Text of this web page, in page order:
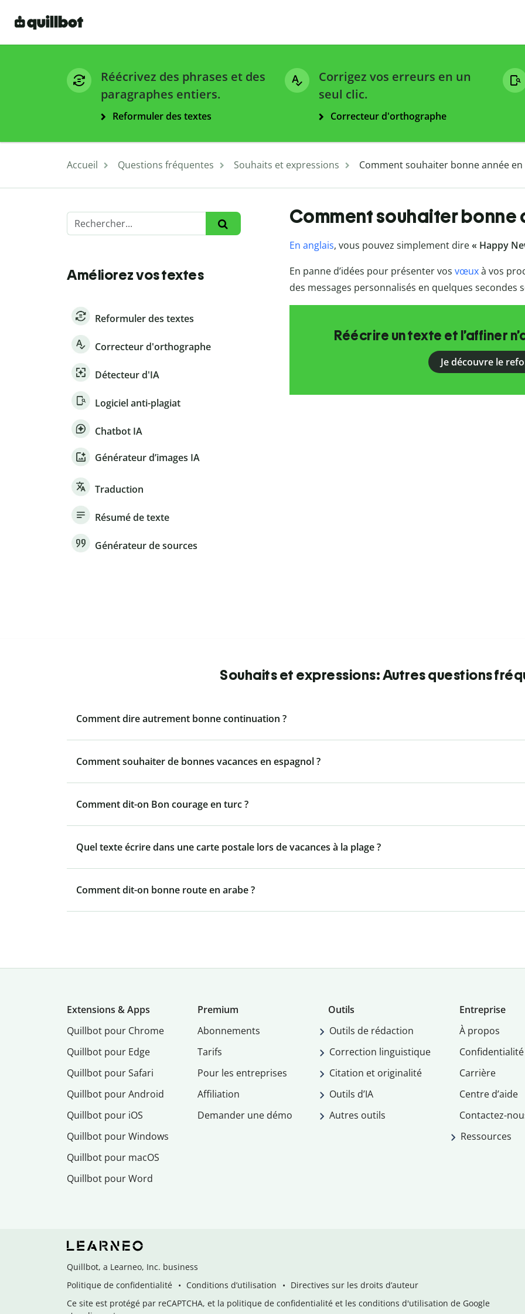
Réécrivez des phrases et des
paragraphes entiers.
Reformuler des textes
Corrigez vos erreurs en un
seul clic.
Correcteur d'orthographe
Accueil Questions fréquentes Souhaits et expressions Comment souhaiter bonne année en
Améliorez vos textes
Reformuler des textes
Correcteur d'orthographe
Détecteur d'IA
Logiciel anti-plagiat
Chatbot IA
Générateur d’images IA
Traduction
Résumé de texte
Générateur de sources
Comment souhaiter bonne
En anglais, vous pouvez simplement dire« Happy
En panne d’idées pour présenter vos vœuxà vos
des messages personnalisés en quelques secondes
Réécrire un texte et l’affiner
Je découvre le
Souhaits et expressions: Autres questions
Comment dire autrement bonne continuation ?
Comment souhaiter de bonnes vacances en espagnol ?
Comment dit-on Bon courage en turc ?
Quel texte écrire dans une carte postale lors de vacances à la plage ?
Comment dit-on bonne route en arabe ?
Extensions & Apps
Quillbot pour Chrome
Quillbot pour Edge
Quillbot pour Safari
Quillbot pour Android
Quillbot pour iOS
Quillbot pour Windows
Quillbot pour macOS
Quillbot pour Word
Premium
Abonnements
Tarifs
Pour les entreprises
Affiliation
Demander une démo
Outils
Outils de rédaction
Correction linguistique
Citation et originalité
Outils d’IA
Autres outils
Entreprise
À propos
Confidentialité
Carrière
Centre d’aide
Contactez-
Ressources
Quillbot, a Learneo, Inc. business
Politique de confidentialité
Conditions d’utilisation
Directives sur les droits d’auteur
Ce site est protégé par reCAPTCHA, et la politique de confidentialité et les conditions d'utilisation de Google